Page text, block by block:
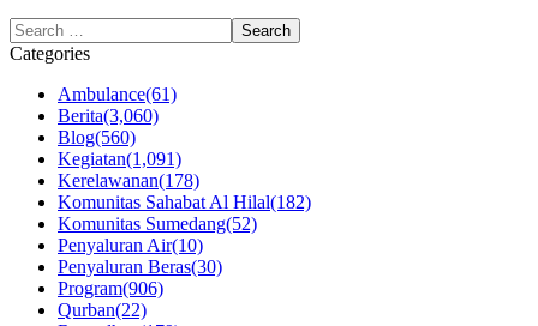
Categories
Ambulance(61)
Berita(3,060)
Blog(560)
Kegiatan(1,091)
Kerelawanan(178)
Komunitas Sahabat Al Hilal(182)
Komunitas Sumedang(52)
Penyaluran Air(10)
Penyaluran Beras(30)
Program(906)
Qurban(22)